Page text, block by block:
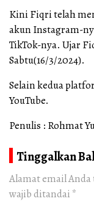
Kini Fiqri telah
akun Instagram-
TikTok-nya. Ujar
Sabtu(16/3/2024).
Selain kedua
YouTube.
Penulis : Rohmat
Tinggalkan
Alamat email
wajib ditandai *